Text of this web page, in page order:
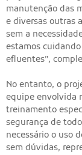
manutenção das
e diversas outras
sem a
estamos
efluentes”,
No entanto, o
equipe envolvida
treinamento
segurança de
necessário o uso
sem dúvidas,